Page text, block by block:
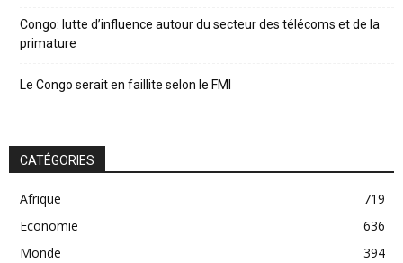
Congo: lutte d’influence autour du secteur des télécoms et de la
primature
Le Congo serait en faillite selon le FMI
CATÉGORIES
Afrique
719
Economie
636
Monde
394